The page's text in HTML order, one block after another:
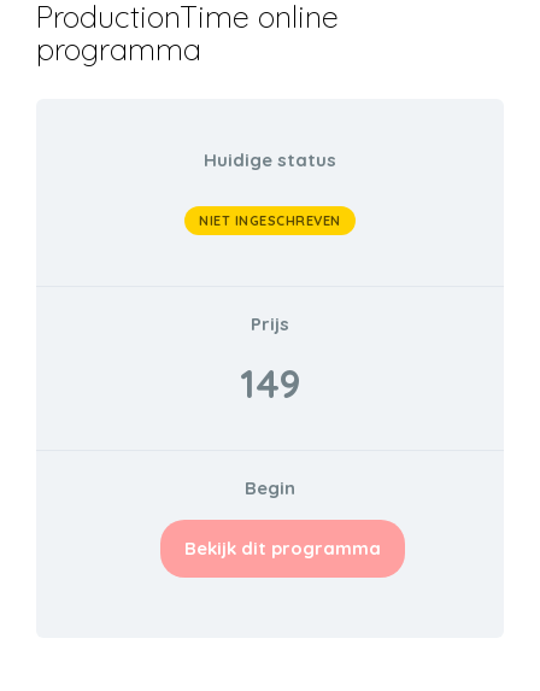
SkipProductionTime online
programma
Huidige status
NIET INGESCHREVEN
Prijs
149
Begin
Bekijk dit programma